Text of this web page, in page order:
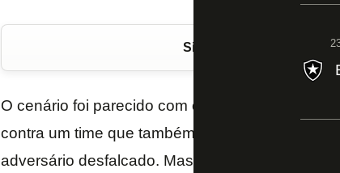
Siga o FogãoNET no
O cenário foi parecido com o que o Botafogo
contra um time que também luta contra o
adversário desfalcado. Mas a diferença entre os